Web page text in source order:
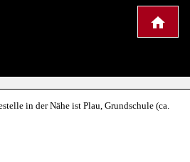
in der Nähe ist Plau, Grundschule (ca.